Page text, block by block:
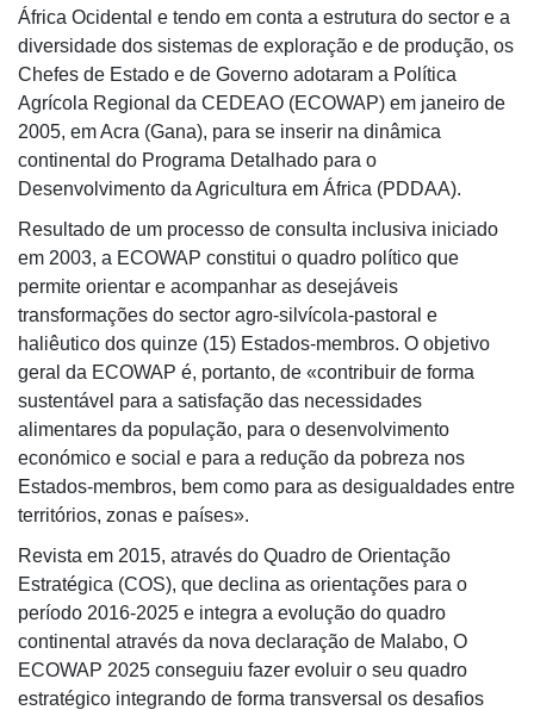
África Ocidental e tendo em conta a estrutura do sector e a
diversidade dos sistemas de exploração e de produção, os
Chefes de Estado e de Governo adotaram a Política
Agrícola Regional da CEDEAO (ECOWAP) em janeiro de
2005, em Acra (Gana), para se inserir na dinâmica
continental do Programa Detalhado para o
Desenvolvimento da Agricultura em África (PDDAA).
Resultado de um processo de consulta inclusiva iniciado
em 2003, a ECOWAP constitui o quadro político que
permite orientar e acompanhar as desejáveis
transformações do sector agro-silvícola-pastoral e
haliêutico dos quinze (15) Estados-membros. O objetivo
geral da ECOWAP é, portanto, de «contribuir de forma
sustentável para a satisfação das necessidades
alimentares da população, para o desenvolvimento
económico e social e para a redução da pobreza nos
Estados-membros, bem como para as desigualdades entre
territórios, zonas e países».
Revista em 2015, através do Quadro de Orientação
Estratégica (COS), que declina as orientações para o
período 2016-2025 e integra a evolução do quadro
continental através da nova declaração de Malabo, O
ECOWAP 2025 conseguiu fazer evoluir o seu quadro
estratégico integrando de forma transversal os desafios